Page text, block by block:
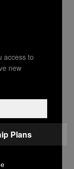
Most
access to
new
Plans